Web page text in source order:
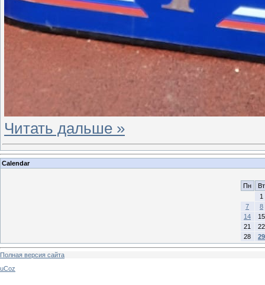
Читать дальше »
Calendar
Пн
Вт
1
7
8
14
15
21
22
28
29
Полная версия сайта
uCoz